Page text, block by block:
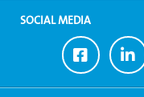
SOCIAL MEDIA
Ga
naar
Facebook
Ga